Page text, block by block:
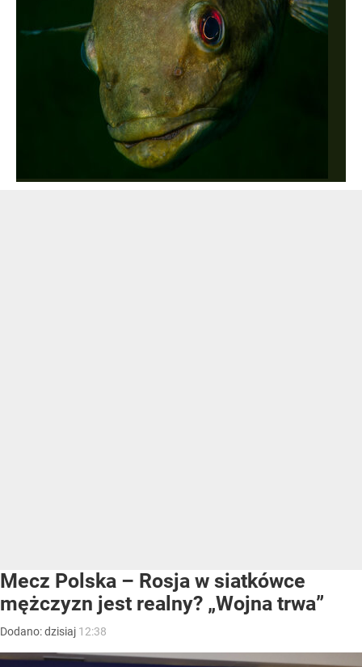
Mecz Polska – Rosja w siatkówce
mężczyzn jest realny? „Wojna trwa”
Dodano:dzisiaj 12:38